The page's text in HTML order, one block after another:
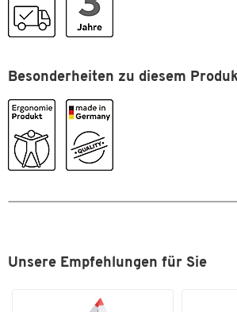
Plattformbreite [mm]
Plattformlänge [mm]
Besonderheiten zu diesem
Unsere Empfehlungen für Sie